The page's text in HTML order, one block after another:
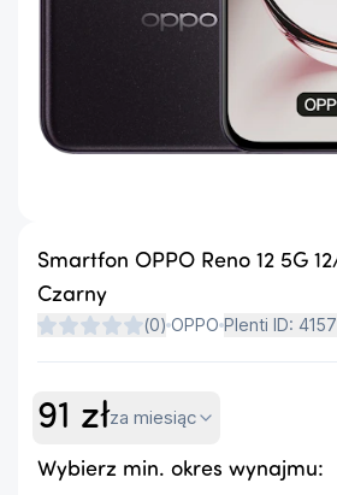
Smartfon OPPO Reno 12 5G
Czarny
(0) OPPO Plenti ID: 4157
91 złza miesiąc
Wybierz min. okres wynajmu: